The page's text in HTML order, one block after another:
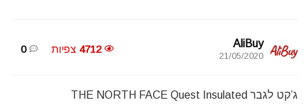
AliBuy
21/05/2020
4712 צפיות 0
ג’קט לגבר THE NORTH FACE Quest Insulated